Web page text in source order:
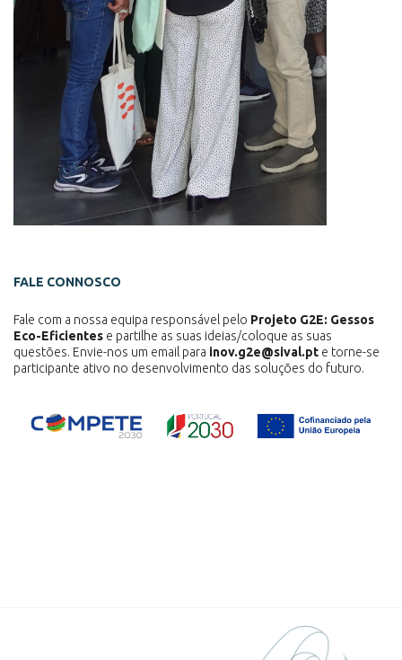
FALE CONNOSCO
Fale com a nossa equipa responsável pelo Projeto G2E: Gessos
Eco-Eficientes e partilhe as suas ideias/coloque as suas
questões. Envie-nos um email para inov.g2e@sival.pt e torne-se
participante ativo no desenvolvimento das soluções do futuro.